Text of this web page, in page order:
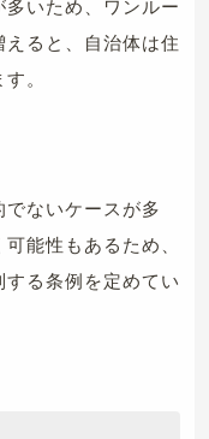
いため、ワンルー
ると、自治体は住
。
ないケースが多
能性もあるため、
る条例を定めてい